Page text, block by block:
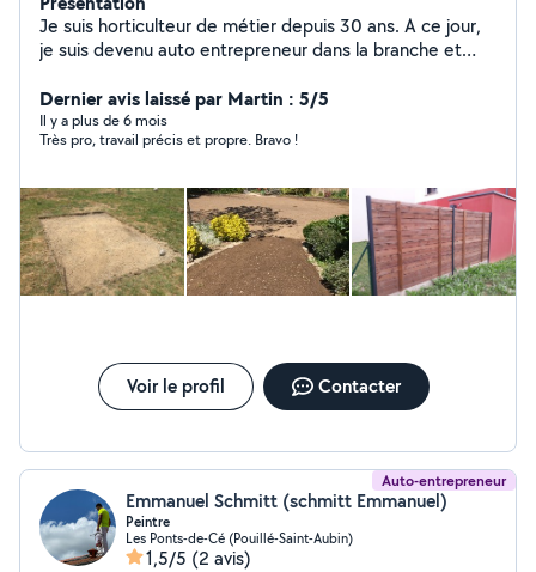
Je suis horticulteur de métier depuis 30 ans. A ce jour,
je suis devenu auto entrepreneur dans la branche et
pour emploi à domicile. Je propose mes services en
entretien de jardin, pose de clôture, confection et
nettoyage de terrasse et petites bricoles Je reste
Dernier avis laissé par Martin : 5/5
Il y a plus de 6 mois
Très pro, travail précis et propre. Bravo !
Voir le profil Contacter
Auto-entrepreneur
Emmanuel Schmitt (schmitt Emmanuel)
Peintre
Les Ponts-de-Cé (Pouillé-Saint-Aubin)
1,5/5 (2 avis)